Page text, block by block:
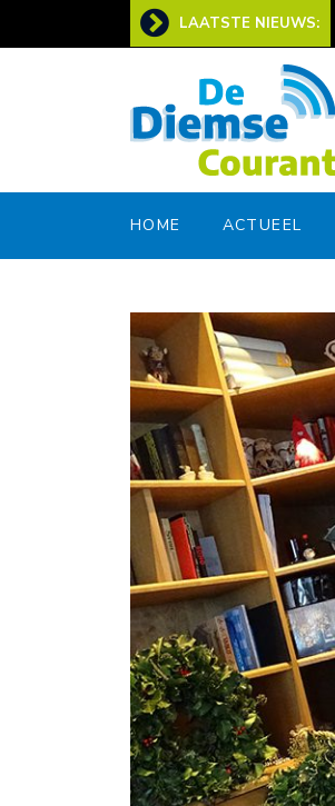
LAATSTE NIEUWS:
helpen er zo’n 160 mensen mee’
HOME ACTUEEL